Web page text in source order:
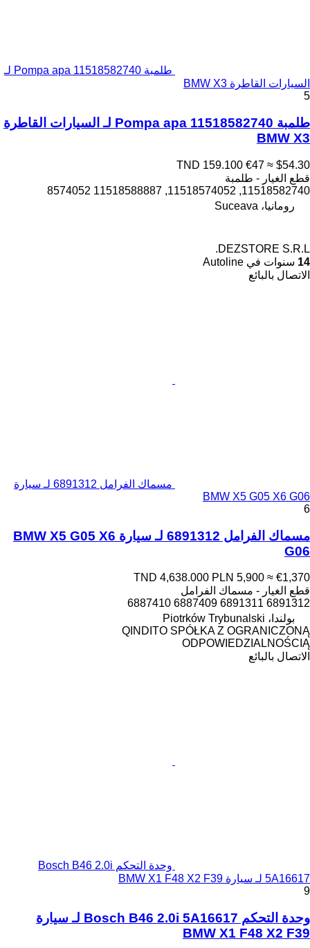
طلمبة Pompa apa 11518582740 لـ
السيارات القاطرة BMW X3
5
طلمبة Pompa apa 11518582740 لـ السيارات القاطرة
BMW X3
TND 159.100 €47 ≈ $54.30
قطع الغيار - طلمبة
11518582740, 11518574052, 11518588887 8574052
رومانيا، Suceava
DEZSTORE S.R.L.
14 سنوات في Autoline
الاتصال بالبائع
مسماك الفرامل 6891312 لـ سيارة
BMW X5 G05 X6 G06
6
مسماك الفرامل 6891312 لـ سيارة BMW X5 G05 X6
G06
TND 4,638.000 PLN 5,900 ≈ €1,370
قطع الغيار - مسماك الفرامل
6891312 6891311 6887409 6887410
بولندا، Piotrków Trybunalski
QINDITO SPÓŁKA Z OGRANICZONĄ
ODPOWIEDZIALNOŚCIĄ
الاتصال بالبائع
وحدة التحكم Bosch B46 2.0i
5A16617 لـ سيارة BMW X1 F48 X2 F39
9
وحدة التحكم Bosch B46 2.0i 5A16617 لـ سيارة
BMW X1 F48 X2 F39